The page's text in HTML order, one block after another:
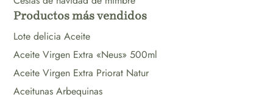
Productos más vendidos
Lote delicia Aceite
Aceite Virgen Extra «Neus» 500ml
Aceite Virgen Extra Priorat Natur
Aceitunas Arbequinas